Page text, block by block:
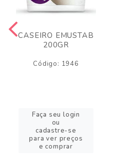
CASEIRO EMUSTAB
200GR
Código: 1946
Faça seu login
ou
cadastre-se
para ver preços
e comprar